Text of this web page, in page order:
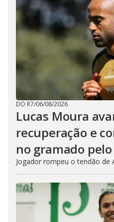
DO R7/06/08/2026
Lucas Moura
recuperação e
no gramado pelo
Jogador rompeu o tendão de